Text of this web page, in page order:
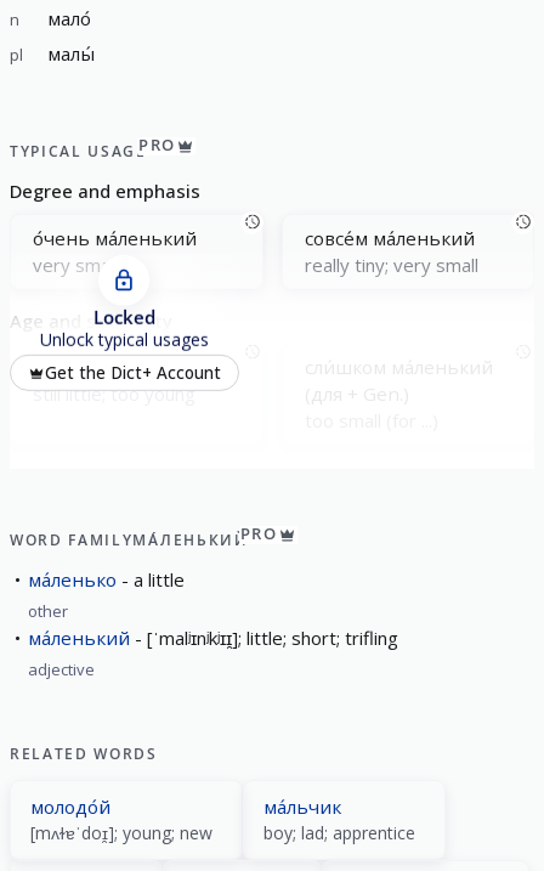
n мало́
pl малы́
TYPICAL USAGEPRO
Degree and emphasis
о́чень ма́ленький
very small
совсе́м ма́ленький
really tiny; very small
Age and suitability
ещё ма́ленький
still little; too young
Locked
Unlock typical usages
Get the Dict+ Account
WORD FAMILYМА́ЛЕНЬКИЙPRO
ма́ленько a little
other
ма́ленький [ˈmalʲɪnʲkʲɪɪ̯]; little; short; trifling
adjective
RELATED WORDS
молодо́й
[mʌɫɐˈdoɪ̯]; young; new
ма́льчик
boy; lad; apprentice